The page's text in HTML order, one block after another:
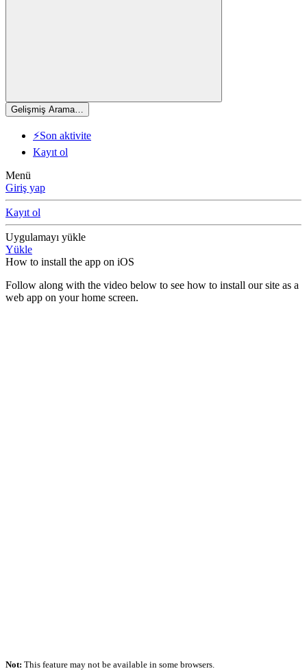
Gelişmiş Arama…
⚡Son aktivite
Kayıt ol
Menü
Giriş yap
Kayıt ol
Uygulamayı yükle
Yükle
How to install the app on iOS
Follow along with the video below to see how to install our site as a
web app on your home screen.
Not: This feature may not be available in some browsers.